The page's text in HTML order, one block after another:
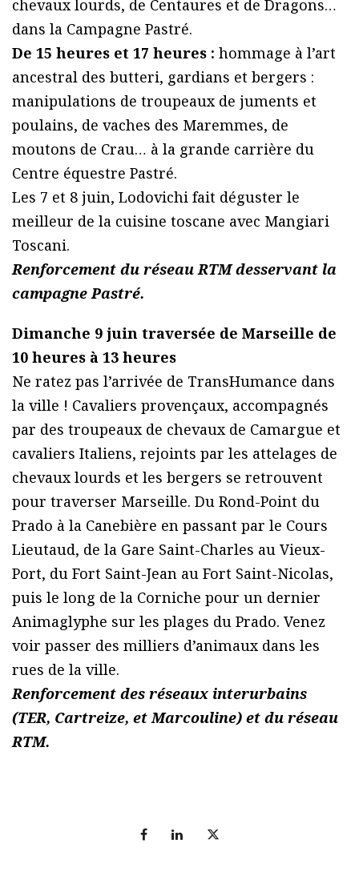
chevaux lourds, de Centaures et de Dragons…
dans la Campagne Pastré.
De 15 heures et 17 heures : hommage à l’art
ancestral des butteri, gardians et bergers :
manipulations de troupeaux de juments et
poulains, de vaches des Maremmes, de
moutons de Crau… à la grande carrière du
Centre équestre Pastré.
Les 7 et 8 juin, Lodovichi fait déguster le
meilleur de la cuisine toscane avec Mangiari
Toscani.
Renforcement du réseau RTM desservant la
campagne Pastré.
Dimanche 9 juin traversée de Marseille de
10 heures à 13 heures
Ne ratez pas l’arrivée de TransHumance dans
la ville ! Cavaliers provençaux, accompagnés
par des troupeaux de chevaux de Camargue et
cavaliers Italiens, rejoints par les attelages de
chevaux lourds et les bergers se retrouvent
pour traverser Marseille. Du Rond-Point du
Prado à la Canebière en passant par le Cours
Lieutaud, de la Gare Saint-Charles au Vieux-
Port, du Fort Saint-Jean au Fort Saint-Nicolas,
puis le long de la Corniche pour un dernier
Animaglyphe sur les plages du Prado. Venez
voir passer des milliers d’animaux dans les
rues de la ville.
Renforcement des réseaux interurbains
(TER, Cartreize, et Marcouline) et du réseau
RTM.